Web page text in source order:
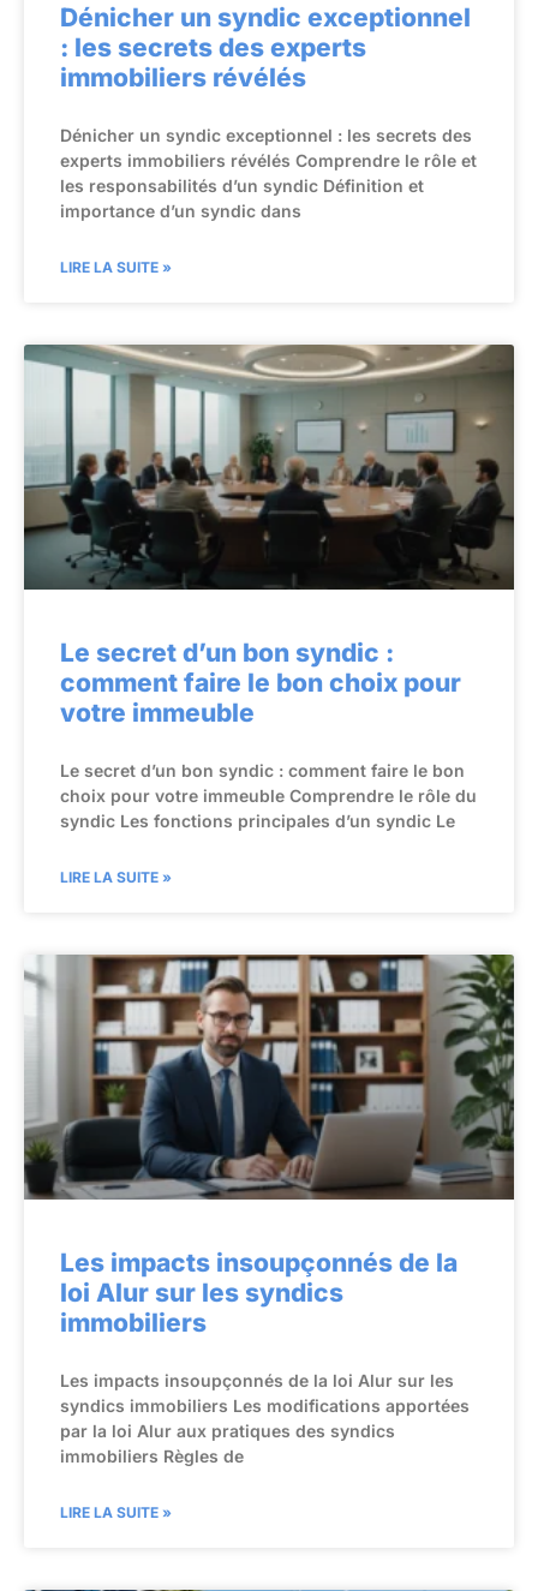
Dénicher un syndic exceptionnel
: les secrets des experts
immobiliers révélés
Dénicher un syndic exceptionnel : les secrets des
experts immobiliers révélés Comprendre le rôle et
les responsabilités d’un syndic Définition et
importance d’un syndic dans
LIRE LA SUITE »
Le secret d’un bon syndic :
comment faire le bon choix pour
votre immeuble
Le secret d’un bon syndic : comment faire le bon
choix pour votre immeuble Comprendre le rôle du
syndic Les fonctions principales d’un syndic Le
LIRE LA SUITE »
Les impacts insoupçonnés de la
loi Alur sur les syndics
immobiliers
Les impacts insoupçonnés de la loi Alur sur les
syndics immobiliers Les modifications apportées
par la loi Alur aux pratiques des syndics
immobiliers Règles de
LIRE LA SUITE »